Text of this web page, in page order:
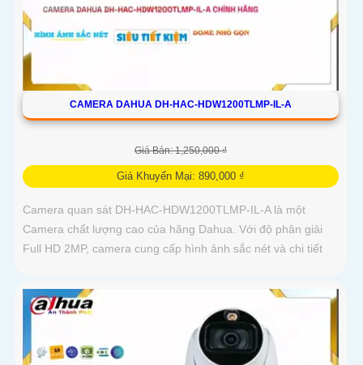
CAMERA DAHUA DH-HAC-HDW1200TLMP-IL-A
Giá Bán: 1,250,000 ₫
Giá Khuyến Mại: 890,000 ₫
Camera quan sát DH-HAC-HDW1200TLMP-IL-A là một
Camera chất lượng cao của hãng Dahua. Với độ phân giải
Full HD 2MP, camera cung cấp hình ảnh sắc nét và chi tiết